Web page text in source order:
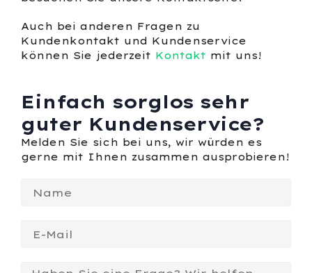
Auch bei anderen Fragen zu
Kundenkontakt und Kundenservice
können Sie jederzeit Kontakt mit uns!
Einfach sorglos sehr
guter Kundenservice?
Melden Sie sich bei uns, wir würden es
gerne mit Ihnen zusammen ausprobieren!